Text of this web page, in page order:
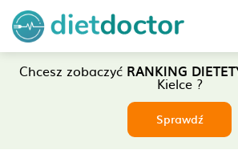
Chcesz zobaczyć RANKING
Kielce ?
Sprawdź